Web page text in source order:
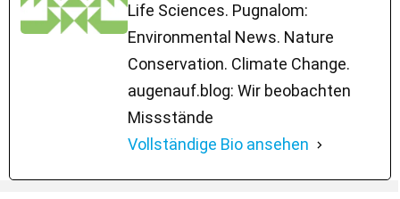
Life Sciences. Pugnalom:
Environmental News. Nature
Conservation. Climate Change.
augenauf.blog: Wir beobachten
Missstände
Vollständige Bio ansehen